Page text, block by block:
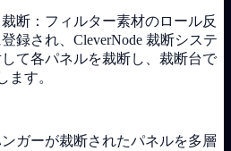
断：フィルター素材のロール反
録され、CleverNode 裁断システ
て各パネルを裁断し、裁断台で
ます。
ガーが裁断されたパネルを多層